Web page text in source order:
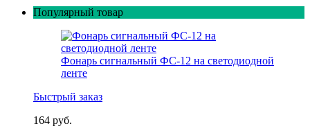
Популярный товар
Фонарь сигнальный ФС-12 на светодиодной
ленте
Быстрый заказ
164 руб.